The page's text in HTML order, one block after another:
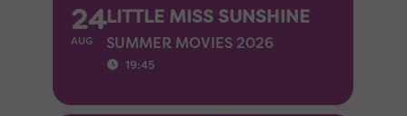
24
AUG
LITTLE MISS SUNSHINE
SUMMER MOVIES 2026
19:45